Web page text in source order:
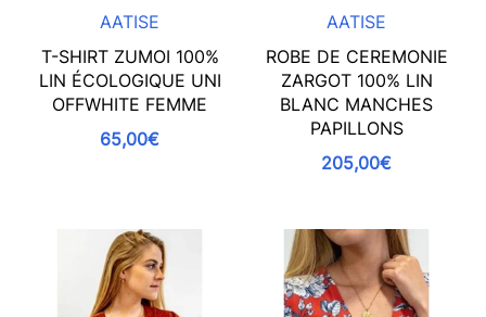
AATISE
T-SHIRT ZUMOI 100%
LIN ÉCOLOGIQUE UNI
OFFWHITE FEMME
65,00€
AATISE
ROBE DE CEREMONIE
ZARGOT 100% LIN
BLANC MANCHES
PAPILLONS
205,00€